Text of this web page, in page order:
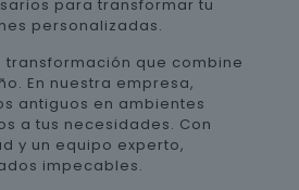
para transformar tu
personalizadas.
transformación que combine
En nuestra empresa,
antiguos en ambientes
a tus necesidades. Con
y un equipo experto,
impecables.